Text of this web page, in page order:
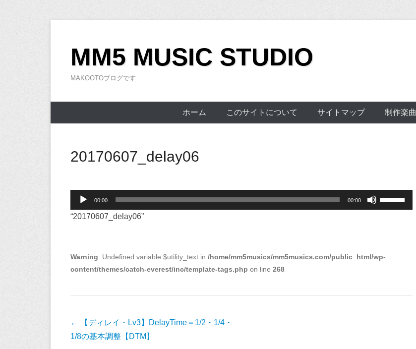
キ
MM5 MUSIC STUDIO
MAKOOTOブログです
ホーム このサイトについて サイトマップ 制作楽曲
20170607_delay06
声
00:00 00:00
ボ
リ
“20170607_delay06”
Warning: Undefined variable $utility_text in /home/mm5musics/mm5musics.com/public_html/wp-
content/themes/catch-everest/inc/template-tags.php on line 268
投
稿
←
【ディレイ・Lv3】DelayTime＝1/2・1/4・
1/8の基本調整【DTM】